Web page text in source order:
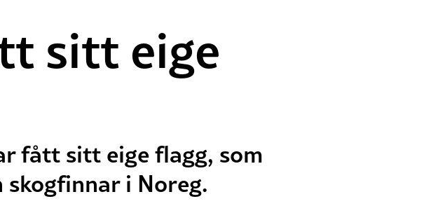
sitt eige
fått sitt eige flagg, som
i Noreg.